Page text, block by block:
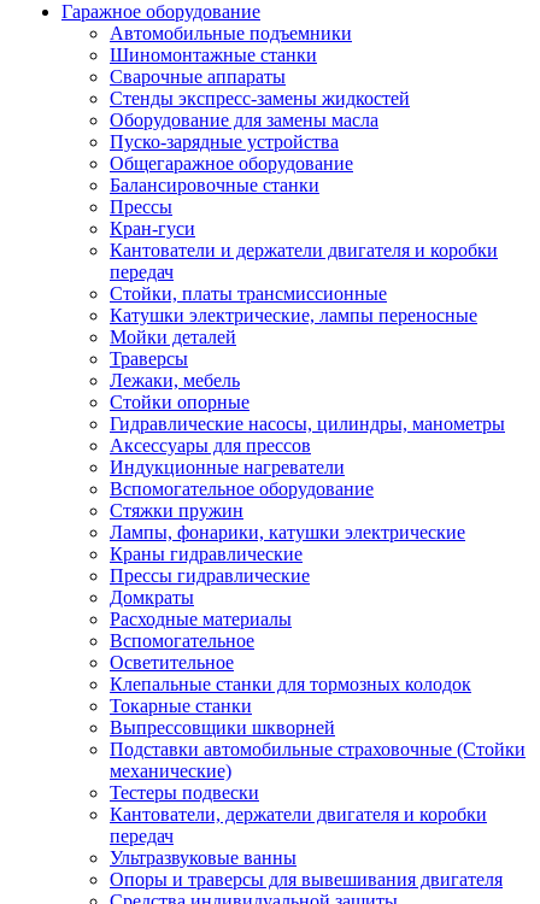
Гаражное оборудование
Автомобильные подъемники
Шиномонтажные станки
Сварочные аппараты
Стенды экспресс-замены жидкостей
Оборудование для замены масла
Пуско-зарядные устройства
Общегаражное оборудование
Балансировочные станки
Прессы
Кран-гуси
Кантователи и держатели двигателя и коробки
передач
Стойки, платы трансмиссионные
Катушки электрические, лампы переносные
Мойки деталей
Траверсы
Лежаки, мебель
Стойки опорные
Гидравлические насосы, цилиндры, манометры
Аксессуары для прессов
Индукционные нагреватели
Вспомогательное оборудование
Стяжки пружин
Лампы, фонарики, катушки электрические
Краны гидравлические
Прессы гидравлические
Домкраты
Расходные материалы
Вспомогательное
Осветительное
Клепальные станки для тормозных колодок
Токарные станки
Выпрессовщики шкворней
Подставки автомобильные страховочные (Стойки
механические)
Тестеры подвески
Кантователи, держатели двигателя и коробки
передач
Ультразвуковые ванны
Опоры и траверсы для вывешивания двигателя